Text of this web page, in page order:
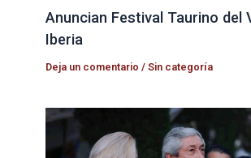
Anuncian Festival Taurino del
Iberia
Deja un comentario /Sin categoría